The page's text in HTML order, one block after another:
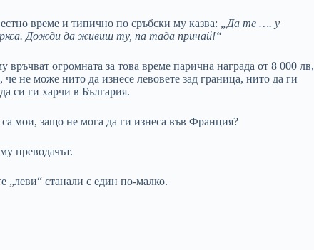
време и типично по сръбски му казва:
„Да те …. у
Дожди да живиш ту, па тада причай!“
огромната за това време парична награда от 8 000 лв,
не може нито да изнесе левовете зад граница, нито да ги
си ги харчи в България.
мои, защо не мога да ги изнеса във Франция?
преводачът.
„леви“ станали с един по-малко.